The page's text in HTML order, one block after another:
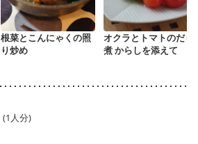
根菜とこんにゃくの照
り炒め
オクラとトマトのだし
煮 からしを添えて
(1人分)